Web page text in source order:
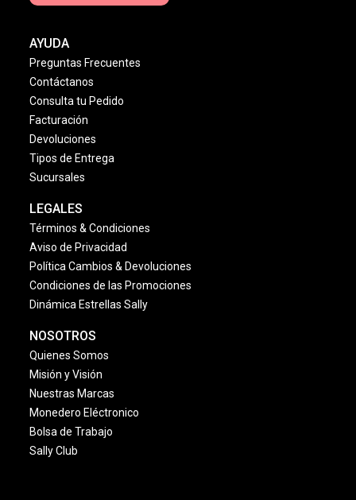
AYUDA
Preguntas Frecuentes
Contáctanos
Consulta tu Pedido
Facturación
Devoluciones
Tipos de Entrega
Sucursales
LEGALES
Términos & Condiciones
Aviso de Privacidad
Política Cambios & Devoluciones
Condiciones de las Promociones
Dinámica Estrellas Sally
NOSOTROS
Quienes Somos
Misión y Visión
Nuestras Marcas
Monedero Eléctronico
Bolsa de Trabajo
Sally Club